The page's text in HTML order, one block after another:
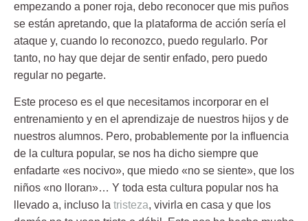
empezando a poner roja, debo reconocer que mis puños
se están apretando, que la plataforma de acción sería el
ataque y, cuando lo reconozco, puedo regularlo. Por
tanto, no hay que dejar de sentir enfado, pero puedo
regular no pegarte.
Este proceso es el que necesitamos incorporar en el
entrenamiento y en el aprendizaje de nuestros hijos y de
nuestros alumnos. Pero, probablemente por la influencia
de la cultura popular, se nos ha dicho siempre que
enfadarte «es nocivo», que miedo «no se siente», que los
niños «no lloran»… Y toda esta cultura popular nos ha
llevado a, incluso la tristeza, vivirla en casa y que los